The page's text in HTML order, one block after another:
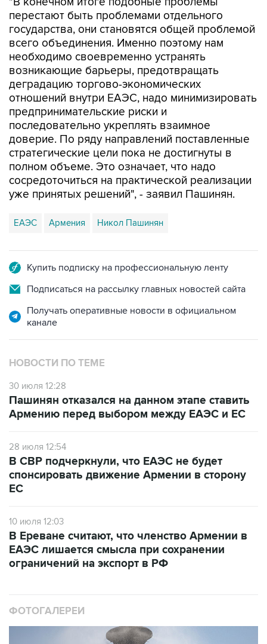
перестают быть проблемами отдельного
государства, они становятся общей проблемой
всего объединения. Именно поэтому нам
необходимо своевременно устранять
возникающие барьеры, предотвращать
деградацию торгово-экономических
отношений внутри ЕАЭС, надо минимизировать
предпринимательские риски и
последовательно укреплять взаимное
доверие. По ряду направлений поставленные
стратегические цели пока не достигнуты в
полном объеме. Это означает, что надо
сосредоточиться на практической реализации
уже принятых решений", - заявил Пашинян.
ЕАЭС Армения Никол Пашинян
Купить подписку на профессиональную ленту
Подписаться на рассылку главных новостей сайта
Получать оперативные новости в официальном
канале
НОВОСТИ ПО ТЕМЕ
30 июля 12:28
Пашинян отказался на данном этапе ставить
Армению перед выбором между ЕАЭС и ЕС
28 июля 12:54
В СВР подчеркнули, что ЕАЭС не будет
спонсировать движение Армении в сторону
ЕС
10 июля 12:03
В Ереване считают, что членство Армении в
ЕАЭС лишается смысла при сохранении
ограничений на экспорт в РФ
ФОТОГАЛЕРЕИ